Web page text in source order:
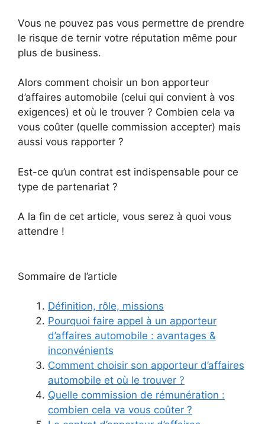
Vous ne pouvez pas vous permettre de prendre
le risque de ternir votre réputation même pour
plus de business.
Alors comment choisir un bon apporteur
d’affaires automobile (celui qui convient à vos
exigences) et où le trouver ? Combien cela va
vous coûter (quelle commission accepter) mais
aussi vous rapporter ?
Est-ce qu’un contrat est indispensable pour ce
type de partenariat ?
A la fin de cet article, vous serez à quoi vous
attendre !
Sommaire de l’article
Définition, rôle, missions
Pourquoi faire appel à un apporteur
d’affaires automobile : avantages &
inconvénients
Comment choisir son apporteur d’affaires
automobile et où le trouver ?
Quelle commission de rémunération :
combien cela va vous coûter ?